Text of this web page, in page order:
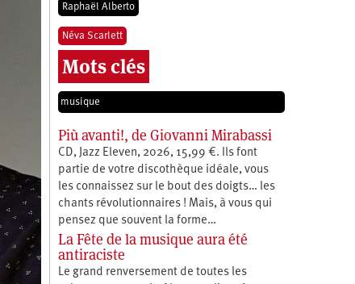
Raphaël Alberto
Néva Scarlett
Mots clés
musique
Più avanti!, de Giovanni Mirabassi
CD, Jazz Eleven, 2026, 15,99 €. Ils font
partie de votre discothèque idéale, vous
les connaissez sur le bout des doigts… les
chants révolutionnaires ! Mais, à vous qui
pensez que souvent la forme…
La Fête de la musique aura été
antiraciste
Le grand renversement de toutes les